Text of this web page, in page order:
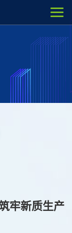
牢新质生产